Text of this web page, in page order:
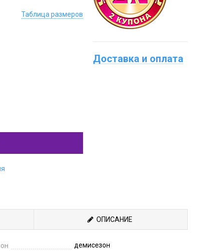
Таблица размеров
Доставка и оплата
ОПИСАНИЕ
демисезон